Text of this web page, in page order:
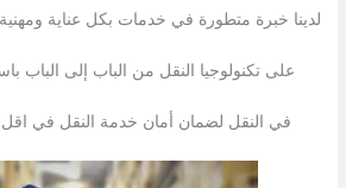
لدينا خبرة متطورة في خدمات بكل عناية ومهنية
على تكنولوجيا النقل من الباب إلى الباب
في النقل لضمان أمان خدمة النقل في